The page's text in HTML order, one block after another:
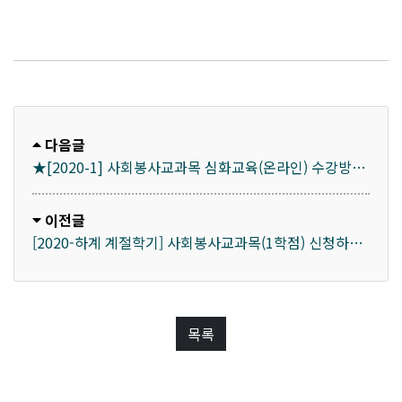
다음글
★[2020-1] 사회봉사교과목 심화교육(온라인) 수강방법
안내
이전글
[2020-하계 계절학기] 사회봉사교과목(1학점) 신청하기
목록